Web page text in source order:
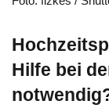
Hilfe bei